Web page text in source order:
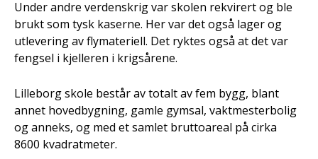
Under andre verdenskrig var skolen rekvirert og ble
brukt som tysk kaserne. Her var det også lager og
utlevering av flymateriell. Det ryktes også at det var
fengsel i kjelleren i krigsårene.
Lilleborg skole består av totalt av fem bygg, blant
annet hovedbygning, gamle gymsal, vaktmesterbolig
og anneks, og med et samlet bruttoareal på cirka
8600 kvadratmeter.